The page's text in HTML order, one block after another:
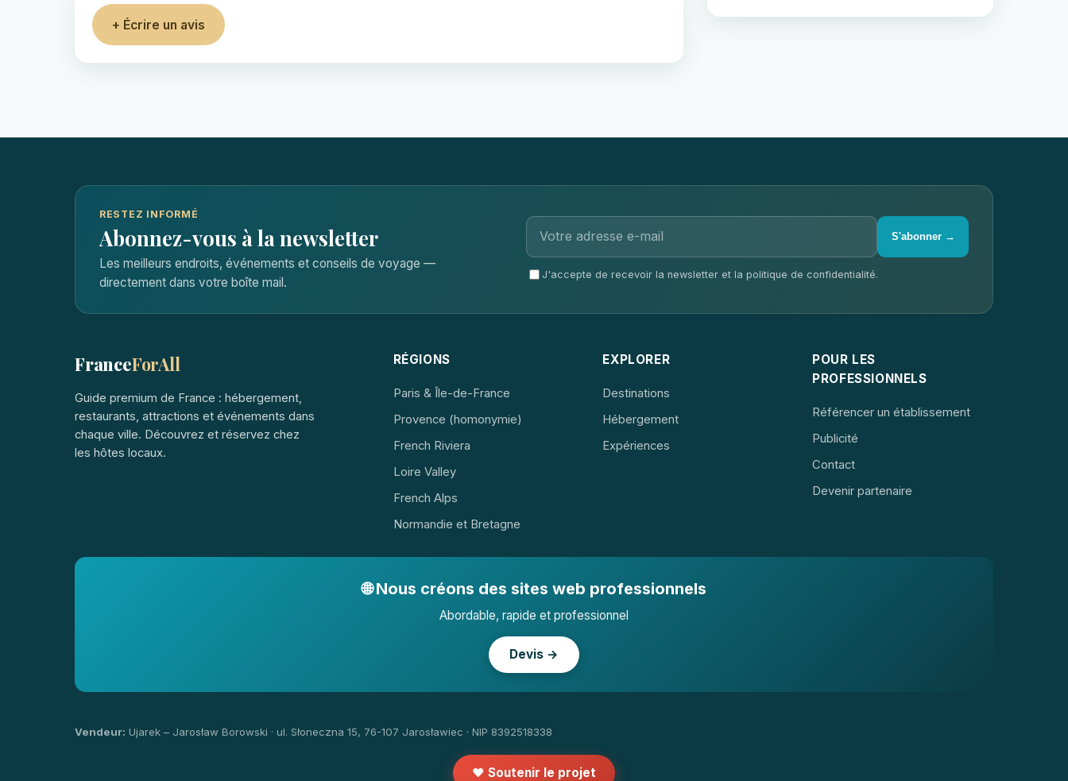
+ Écrire un avis
RESTEZ INFORMÉ
Abonnez-vous à la newsletter
Les meilleurs endroits, événements et conseils de voyage —
directement dans votre boîte mail.
S'abonner →
J'accepte de recevoir la newsletter et la politique de confidentialité.
FranceForAll
Guide premium de France : hébergement,
restaurants, attractions et événements dans
chaque ville. Découvrez et réservez chez
les hôtes locaux.
RÉGIONS
Paris & Île-de-France
Provence (homonymie)
French Riviera
Loire Valley
French Alps
Normandie et Bretagne
EXPLORER
Destinations
Hébergement
Expériences
POUR LES
PROFESSIONNELS
Référencer un établissement
Publicité
Contact
Devenir partenaire
🌐 Nous créons des sites web professionnels
Abordable, rapide et professionnel
Devis →
Vendeur: Ujarek – Jarosław Borowski · ul. Słoneczna 15, 76-107 Jarosławiec · NIP 8392518338
❤️ Soutenir le projet